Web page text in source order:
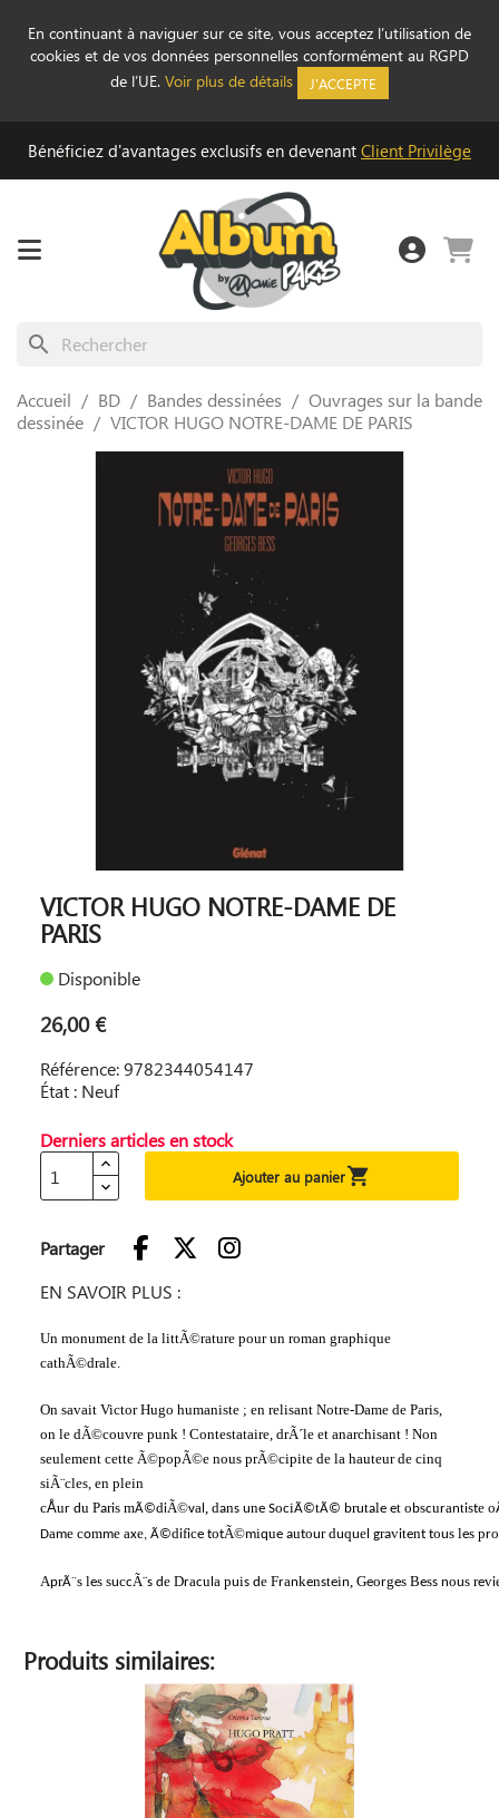
En continuant à naviguer sur ce site, vous acceptez l’utilisation de
cookies et de vos données personnelles conformément au RGPD
de l’UE. Voir plus de détails J'ACCEPTE
Bénéficiez d'avantages exclusifs en devenant Client Privilège
search
Accueil BD Bandes dessinées
Ouvrages sur la bande
dessinée
VICTOR HUGO NOTRE-DAME DE PARIS
VICTOR HUGO NOTRE-DAME DE
PARIS
Disponible
26,00 €
Référence: 9782344054147
État : Neuf
Derniers articles en stock
Ajouter au panier
Partager
EN SAVOIR PLUS :
Un monument de la littÃ©rature pour un roman graphique
cathÃ©drale.
On savait Victor Hugo humaniste ; en relisant Notre-Dame de Paris,
on le dÃ©couvre punk ! Contestataire, drÃ´le et anarchisant ! Non
seulement cette Ã©popÃ©e nous prÃ©cipite de la hauteur de cinq
siÃ¨cles, en plein
cÅur du Paris mÃ©diÃ©val , dans une SociÃ©tÃ© brutale et o bscurantiste o
Dame comme axe, Ã©difice totÃ©mique autour duquel gravitent tous les pro
AprÃ¨s les succÃ¨s de Dracul a puis de Frankenstein, Georges Bess nous revi
Produits similaires: